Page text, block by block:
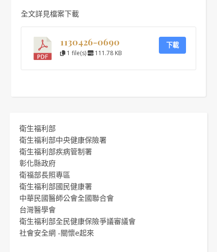
全文詳見檔案下載
1130426-0690
1 file(s) 111.78 KB
下載
衛生福利部
衛生福利部中央健康保險署
衛生福利部疾病管制署
彰化縣政府
衛福部長照專區
衛生福利部國民健康署
中華民國醫師公會全國聯合會
台灣醫學會
衛生福利部全民健康保險爭議審議會
社會安全網 -關懷e起來